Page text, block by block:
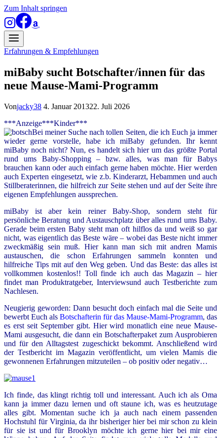
Zum Inhalt springen
Erfahrungen & Empfehlungen
miBaby sucht Botschafter/innen für das
neue Mause-Mami-Programm
Vonjacky38 4. Januar 201322. Juli 2026
***Anzeige***Kinder***
Bei meiner Suche nach tollen Seiten, die ich Euch ja immer
wieder gerne vorstelle, habe ich miBaby gefunden. Ihr kennt
miBaby noch nicht? Nun, es handelt sich hier um das größte Portal
rund ums Baby-Shopping – bzw. alles, was man für Babys
brauchen kann oder auch einfach gerne haben möchte. Hier werden
auch Experten eingesetzt, wie z.b. Kinderarzt, Hebammen und auch
Stillberaterinnen, die hilfreich zur Seite stehen und auf der Seite ihre
eigenen Empfehlungen aussprechen.
miBaby ist aber kein reiner Baby-Shop, sondern steht für
persönliche Beratung und Austauschplatz über alles rund ums Baby.
Gerade beim ersten Baby steht man oft hilflos da und weiß so gar
nicht, was eigentlich das Beste wäre – wobei das Beste nicht immer
zweckmäßig sein muß. Hier kann man sich mit andren Mamis
austauschen, die schon Erfahrungen sammeln konnten und
hilfreiche Tips mit auf den Weg geben. Und das Beste: das alles ist
vollkommen kostenlos!! Toll finde ich auch das Magazin – hier
findet man Produktratgeber, Interviewsund auch Testberichte zum
Nachlesen.
Neugierig geworden: Dann besucht doch einfach mal die Seite und
bewerbt Euch als Botschafterin für das Mause-Mami-Programm, das
es erst seit September gibt. Hier wird monatlich eine neue Mause-
Mami ausgesucht, die dann ein Botschafterpaket zum Ausprobieren
und für den Alltagstest zugeschickt bekommt. Anschließend wird
der Testbericht im Magazin veröffentlicht, um vielen Mamis die
gewonnenen Erfahrungen mitzuteilen – ob positiv oder negativ…
Ich finde, das klingt richtig toll und interessant. Auch ich als Oma
kann ja immer dazu lernen und oft staune ich, was es heutzutage
alles gibt. Momentan suche ich ja auch nach einem passenden
Hochstuhl für Virginia, da ihr bisheriger hier bei mir schon zu klein
für sie ist und für Brooklyn möchte ich gerne hier bei mir eine